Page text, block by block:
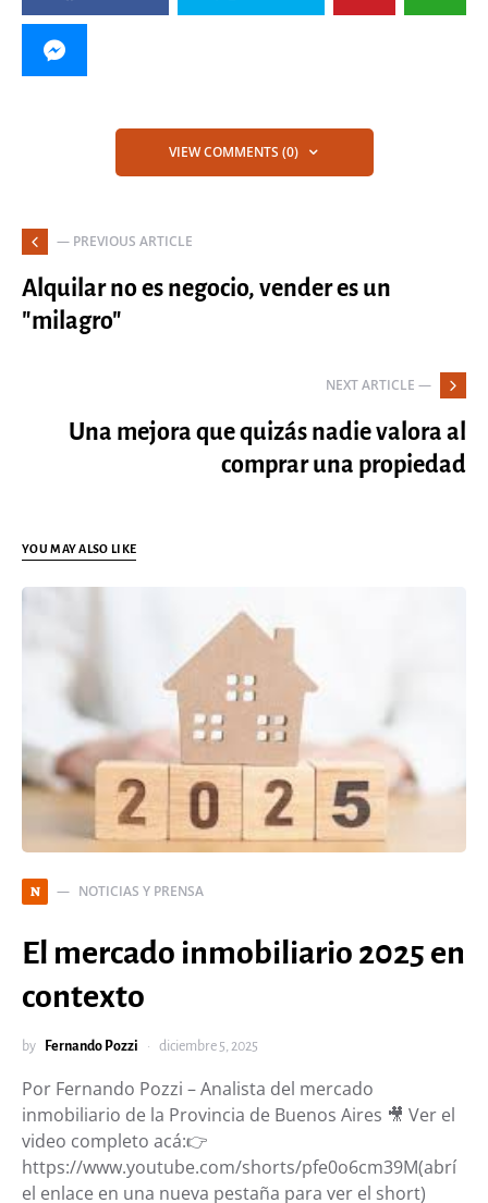
VIEW COMMENTS (0)
— PREVIOUS ARTICLE
Alquilar no es negocio, vender es un
"milagro"
NEXT ARTICLE —
Una mejora que quizás nadie valora al
comprar una propiedad
YOU MAY ALSO LIKE
N NOTICIAS Y PRENSA
El mercado inmobiliario 2025 en
contexto
by Fernando Pozzi diciembre 5, 2025
Por Fernando Pozzi – Analista del mercado
inmobiliario de la Provincia de Buenos Aires 🎥 Ver el
video completo acá:👉
https://www.youtube.com/shorts/pfe0o6cm39M(abrí
el enlace en una nueva pestaña para ver el short)